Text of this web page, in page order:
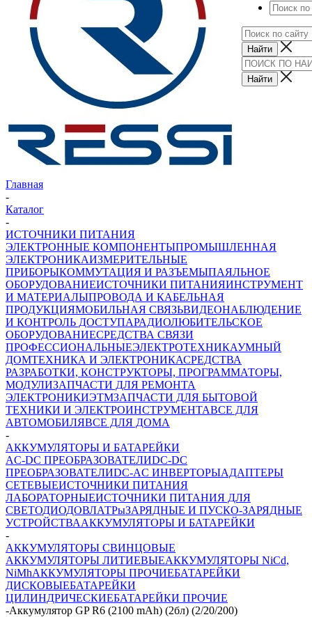
Главная
-
Каталог
-
ИСТОЧНИКИ ПИТАНИЯ
ЭЛЕКТРОННЫЕ КОМПОНЕНТЫПРОМЫШЛЕННАЯ
ЭЛЕКТРОНИКАИЗМЕРИТЕЛЬНЫЕ
ПРИБОРЫКОММУТАЦИЯ И РАЗЪЕМЫПАЯЛЬНОЕ
ОБОРУДОВАНИЕИСТОЧНИКИ ПИТАНИЯИНСТРУМЕНТ
И МАТЕРИАЛЫПРОВОДА И КАБЕЛЬНАЯ
ПРОДУКЦИЯМОБИЛЬНАЯ СВЯЗЬВИДЕОНАБЛЮДЕНИЕ
И КОНТРОЛЬ ДОСТУПАРАДИОЛЮБИТЕЛЬСКОЕ
ОБОРУДОВАНИЕСРЕДСТВА СВЯЗИ
ПРОФЕССИОНАЛЬНЫЕЭЛЕКТРОТЕХНИКАУМНЫЙ
ДОМТЕХНИКА И ЭЛЕКТРОНИКАСРЕДСТВА
РАЗРАБОТКИ, КОНСТРУКТОРЫ, ПРОГРАММАТОРЫ,
МОДУЛИЗАПЧАСТИ ДЛЯ РЕМОНТА
ЭЛЕКТРОНИКИЭТМЗАПЧАСТИ ДЛЯ БЫТОВОЙ
ТЕХНИКИ И ЭЛЕКТРОИНСТРУМЕНТАВСЕ ДЛЯ
АВТОМОБИЛЯВСЕ ДЛЯ ДОМА
-
АККУМУЛЯТОРЫ И БАТАРЕЙКИ
AC-DC ПРЕОБРАЗОВАТЕЛИDC-DC
ПРЕОБРАЗОВАТЕЛИDC-AC ИНВЕРТОРЫАДАПТЕРЫ
СЕТЕВЫЕИСТОЧНИКИ ПИТАНИЯ
ЛАБОРАТОРНЫЕИСТОЧНИКИ ПИТАНИЯ ДЛЯ
СВЕТОДИОДОВЛАТРыЗАРЯДНЫЕ И ПУСКО-ЗАРЯДНЫЕ
УСТРОЙСТВААККУМУЛЯТОРЫ И БАТАРЕЙКИ
-
АККУМУЛЯТОРЫ СВИНЦОВЫЕ
АККУМУЛЯТОРЫ ЛИТИЕВЫЕАККУМУЛЯТОРЫ NiCd,
NiMhАККУМУЛЯТОРЫ ПРОЧИЕБАТАРЕЙКИ
ДИСКОВЫЕБАТАРЕЙКИ
ЦИЛИНДРИЧЕСКИЕБАТАРЕЙКИ ПРОЧИЕ
-Аккумулятор GP R6 (2100 mAh) (2бл) (2/20/200)